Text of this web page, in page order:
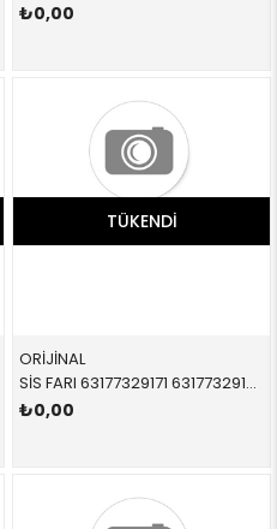
₺0,00
TÜKENDI
ORİJİNAL
SİS FARI 63177329171 63177329171 63177329171 F54,F55,F56,F57 SOL 2014-
₺0,00